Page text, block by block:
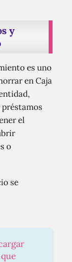
y
es uno
en Caja
el
o
se